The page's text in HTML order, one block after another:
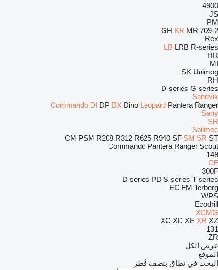
4900
JS
PM
709-2
GH KR MR
Rex
LB LRB R-series
HR
MI
SK Unimog
RH
D-series G-series
Sandvik
Commando DI DP DX Dino Leopard Pantera Ranger
Sany
SR
Soilmec
CM PSM R208 R312 R625 R940 SF SM SR ST
Commando Pantera Ranger Scout
148
CF
300F
D-series PD S-series T-series
EC FM Terberg
WPS
Ecodrill
XCMG
XC XD XE XR XZ
131
ZR
عرض الكل
الموقع
البحث في نطاق بنصف قُطر